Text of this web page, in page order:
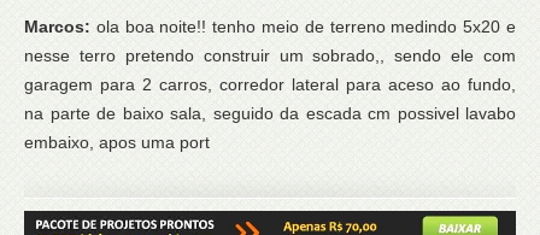
Marcos: ola boa noite!! tenho meio de terreno medindo 5x20 e
nesse terro pretendo construir um sobrado,, sendo ele com
garagem para 2 carros, corredor lateral para aceso ao fundo,
na parte de baixo sala, seguido da escada cm possivel lavabo
embaixo, apos uma port